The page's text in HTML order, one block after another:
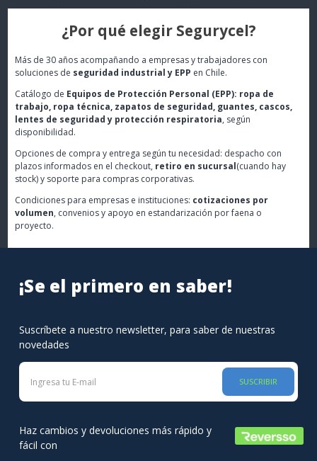
¿Por qué elegir Segurycel?
Más de 30 años acompañando a empresas y trabajadores con
soluciones de seguridad industrial y EPP en Chile.
Catálogo de Equipos de Protección Personal (EPP): ropa de
trabajo, ropa técnica, zapatos de seguridad, guantes, cascos,
lentes de seguridad y protección respiratoria, según
disponibilidad.
Opciones de compra y entrega según tu necesidad: despacho con
plazos informados en el checkout, retiro en sucursal(cuando hay
stock) y soporte para compras corporativas.
Condiciones para empresas e instituciones: cotizaciones por
volumen, convenios y apoyo en estandarización por faena o
proyecto.
¡Se el primero en saber!
Suscríbete a nuestro newsletter, para saber de nuestras
novedades
SUSCRIBIR
Haz cambios y devoluciones más rápido y
fácil con